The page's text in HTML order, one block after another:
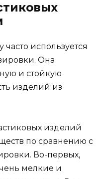
используется
Она
и стойкую
изделий из
изделий
по сравнению с
Во-первых,
мелкие и